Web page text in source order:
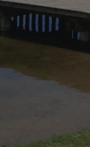
informacje o zgodzie
preferencjach dotyczących
z witryny. Rejestruje
prywatności i ustawień
przestrzeganie w kolejnych
co zwiększa wygodę
ochrony danych.
do rozróżniania ludzi i botów.
internetowej, ponieważ
ważnych raportów na temat